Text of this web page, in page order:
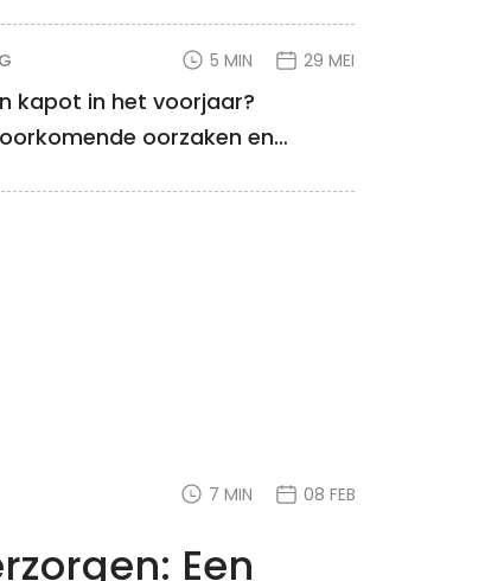
5 MIN 29 MEI
kapot in het voorjaar?
oorzaken en
7 MIN 08 FEB
Een